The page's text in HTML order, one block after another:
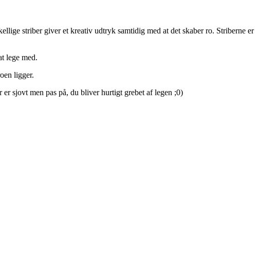
striber giver et kreativ udtryk samtidig med at det skaber ro. Striberne er
lege med.
ligger.
sjovt men pas på, du bliver hurtigt grebet af legen ;0)